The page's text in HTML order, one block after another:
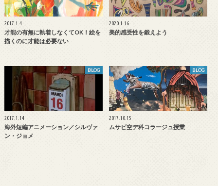
2017.1.4
才能の有無に執着しなくてOK！絵を
描くのに才能は必要ない
2020.1.16
美的感受性を鍛えよう
BLOG
2017.1.14
海外短編アニメーション／シルヴァ
ン・ジョメ
BLOG
2017.10.15
ムサビ空デ科コラージュ授業